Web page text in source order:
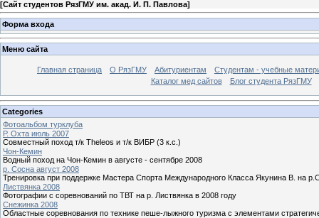
[Сайт студентов РязГМУ им. акад. И. П. Павлова]
Форма входа
Меню сайта
Главная страница О РязГМУ Абитуриентам
Студентам - учебные
Каталог мед сайтов
Блог студента РязГМУ
Categories
Фотоальбом турклуба
Р. Охта июль 2007
Совместный поход т/к Theleos и т/к ВИБР (3 к.с.)
Чон-Кемин
Водный поход на Чон-Кемин в августе - сентябре 2008
р. Сосна август 2008
Тренировка при поддержке Мастера Спорта Международного Класса Якунина В. на
Листвянка 2008
Фотографии с соревнований по ТВТ на р. Листвянка в 2008 году
Снежинка 2008
Областные соревнования по технике пеше-лыжного туризма с элементами